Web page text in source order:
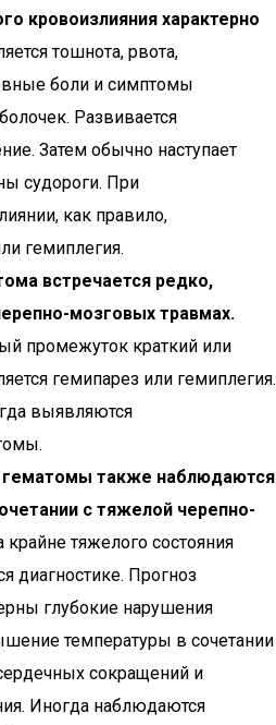
кровоизлияния характерно
тошнота, рвота,
боли и симптомы
Развивается
Затем обычно наступает
судороги. При
как правило,
гемиплегия.
встречается редко,
мозговых травмах.
промежуток краткий или
гемипарез или гемиплегия.
выявляются
также наблюдаются
с тяжелой черепно-
крайне тяжелого состояния
диагностике. Прогноз
глубокие нарушения
температуры в сочетании
сокращений и
Иногда наблюдаются